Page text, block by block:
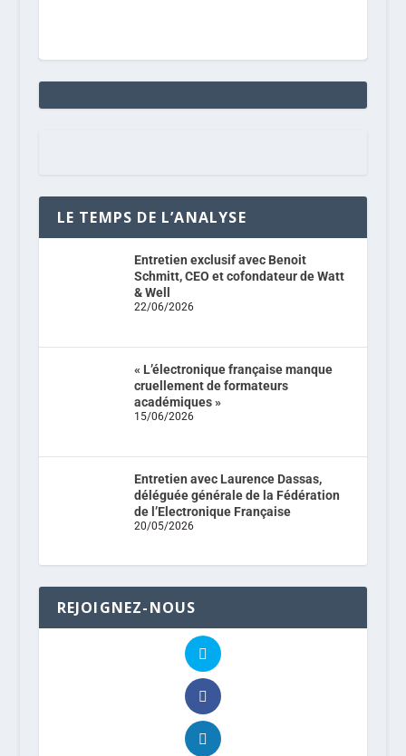
LE TEMPS DE L’ANALYSE
Entretien exclusif avec Benoit
Schmitt, CEO et cofondateur de Watt
& Well
22/06/2026
« L’électronique française manque
cruellement de formateurs
académiques »
15/06/2026
Entretien avec Laurence Dassas,
déléguée générale de la Fédération
de l’Electronique Française
20/05/2026
REJOIGNEZ-NOUS